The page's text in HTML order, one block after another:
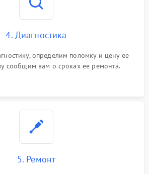
4. Диагностика
определим поломку и цену ее
сообщим вам о сроках ее ремонта.
5. Ремонт